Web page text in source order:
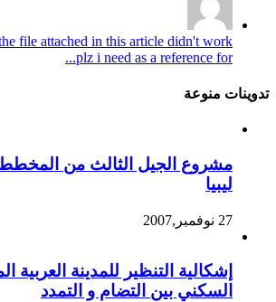
file attached in this article didn't work
plz i need as a reference for...
تدوينات منوعة
مشروع الجيل الثالث من
ليبيا
27 نوفمبر,2007
إشكالية التنظير للمدينة العربية
السكني بين التضام و التمدد